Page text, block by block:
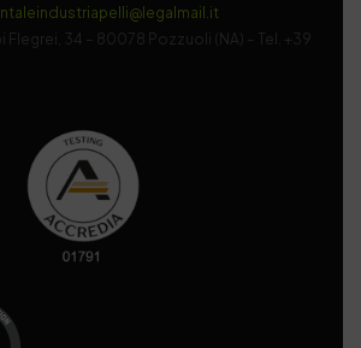
Flegrei, 34 – 80078 Pozzuoli (NA) – Tel. +39